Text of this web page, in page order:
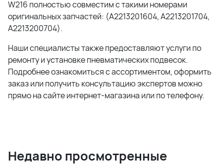
W216 полностью совместим с такими номерами
оригинальных запчастей: (A2213201604, A2213201704,
A2213200704).
Наши специалисты также предоставляют услуги по
ремонту и установке пневматических подвесок.
Подробнее ознакомиться с ассортиментом, оформить
заказ или получить консультацию экспертов можно
прямо на сайте интернет-магазина или по телефону.
Недавно просмотренные